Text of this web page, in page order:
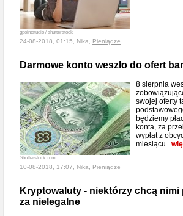
gpointstudio / shutterstock
24-08-2018, 01:15, Nika, Pieniądze
Darmowe konto weszło do ofert
Shutterstock.com
8 sierpnia
swojej oferty
będziemy
konta, za
wypłat z
miesiącu.
10-08-2018, 17:07, Nika, Pieniądze
Kryptowaluty - niektórzy chcą nimi
za nielegalne